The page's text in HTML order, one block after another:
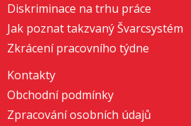
Diskriminace na trhu práce
Jak poznat takzvaný Švarcsystém
Zkrácení pracovního týdne
Kontakty
Obchodní podmínky
Zpracování osobních údajů